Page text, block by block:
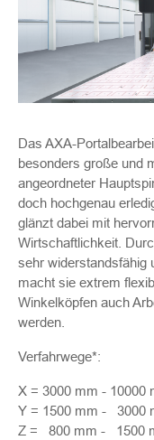
Das AXA-
besonders große und
angeordneter
doch hochgenau
glänzt dabei mit
Wirtschaftlichkeit.
sehr widerstandsfähig
macht sie extrem
Winkelköpfen auch
werden.
Verfahrwege*:
X = 3000 mm - 10000
Y = 1500 mm - 3000
Z = 800 mm - 1500